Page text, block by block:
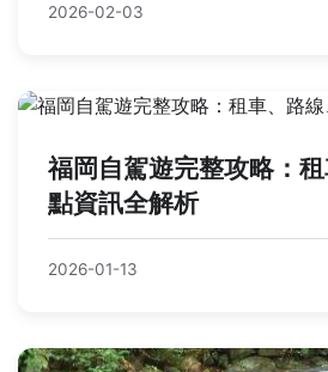
2026-02-03
福岡自駕遊完整攻略：
點資訊全解析
2026-01-13